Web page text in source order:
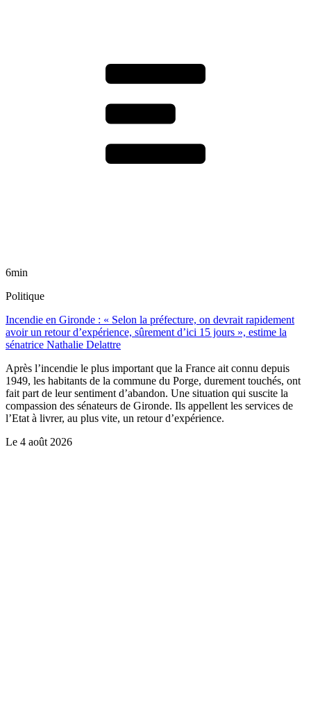
6min
Politique
Incendie en Gironde : « Selon la préfecture, on devrait rapidement
avoir un retour d’expérience, sûrement d’ici 15 jours », estime la
sénatrice Nathalie Delattre
Après l’incendie le plus important que la France ait connu depuis
1949, les habitants de la commune du Porge, durement touchés, ont
fait part de leur sentiment d’abandon. Une situation qui suscite la
compassion des sénateurs de Gironde. Ils appellent les services de
l’Etat à livrer, au plus vite, un retour d’expérience.
Le 4 août 2026